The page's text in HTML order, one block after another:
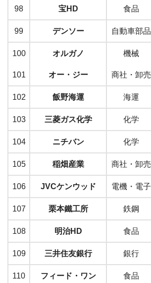
98 宝HD 食品
99 デンソー 自動車部品
100 オルガノ 機械
101 オー・ジー 商社・卸売
102 飯野海運 海運
103 三菱ガス化学 化学
104 ニチバン 化学
105 稲畑産業 商社・卸売
106 JVCケンウッド 電機・電子
107 栗本鐵工所 鉄鋼
108 明治HD 食品
109 三井住友銀行 銀行
110 フィード・ワン 食品